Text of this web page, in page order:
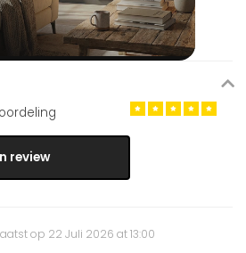
review
op 22 Juli 2026 at 13:00